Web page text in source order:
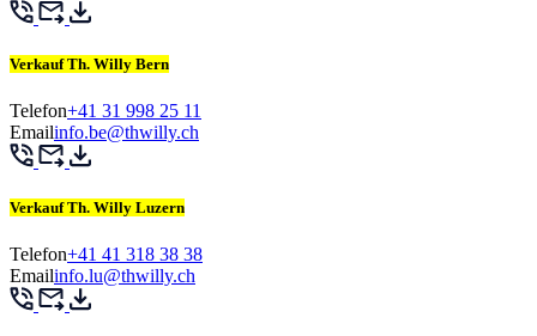
Verkauf Th. Willy Bern
Telefon+41 31 998 25 11
Emailinfo.be@thwilly.ch
Verkauf Th. Willy Luzern
Telefon+41 41 318 38 38
Emailinfo.lu@thwilly.ch